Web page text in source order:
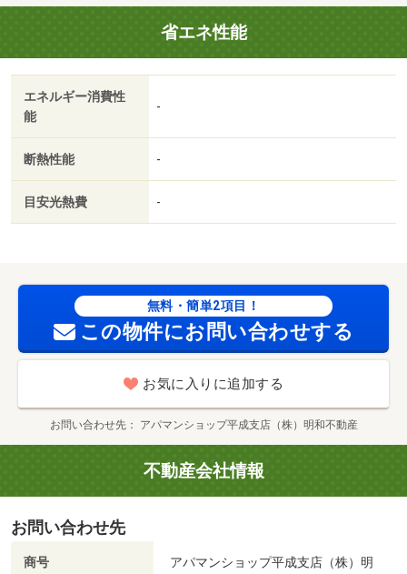
報をご確認ください。※本建物はＢＥＬ 保証会社：イン
トラスト／バストイレ別／バルコニー／エアコン／クロゼ
ット／フローリング／シャワー付洗面台／ＴＶインターホ
ン／浴室乾燥機／オートロック／室内洗濯置／シューズボ
ックス／追焚機能浴室／温水洗浄便座／駐輪場／宅配ボッ
クス／敷金不要／対面式キッチン／防犯カメラ／ペット相
ト使用料不要／床下収納／築２年以内／築３年以内／浴室
１坪以上／トイレ未使用／築５年以内／セキュリティ会社
加入済／プロパンガス／ＢＳ／礼金２ヶ月／保証会社利用
セブンイレブン（コンビニ）まで４８８０ｍ／業務スーパ
ー植木店（スーパー）まで４５５０ｍ／ジョイフル黒髪店
（飲食店）まで５５２２ｍ／セブン－イレブン熊本黒髪２
丁目店（コンビニ）まで５５６８ｍ/賃貸戸数:24戸
省エネ性能
エネルギー消費性
能
-
断熱性能 -
目安光熱費 -
無料・簡単2項目！
この物件にお問い合わせする
お気に入りに追加する
お問い合わせ先 アパマンショップ平成支店（株）明和不動産
不動産会社情報
お問い合わせ先
商号
アパマンショップ平成支店（株）明